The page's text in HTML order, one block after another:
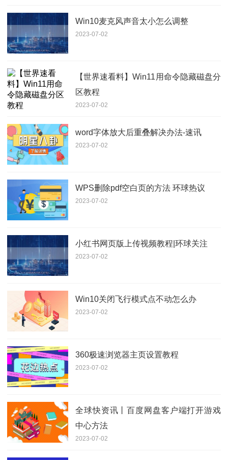
Win10麦克风声音太小怎么调整
2023-07-02
【世界速看料】Win11用命令隐藏磁盘分
区教程
2023-07-02
word字体放大后重叠解决办法-速讯
2023-07-02
WPS删除pdf空白页的方法 环球热议
2023-07-02
小红书网页版上传视频教程|环球关注
2023-07-02
Win10关闭飞行模式点不动怎么办
2023-07-02
360极速浏览器主页设置教程
2023-07-02
全球快资讯丨百度网盘客户端打开游戏
中心方法
2023-07-02